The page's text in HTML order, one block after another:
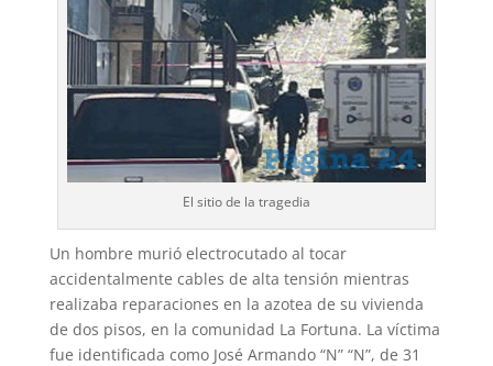
El sitio de la tragedia
Un hombre murió electrocutado al tocar
accidentalmente cables de alta tensión mientras
realizaba reparaciones en la azotea de su vivienda
de dos pisos, en la comunidad La Fortuna. La víctima
fue identificada como José Armando “N” “N”, de 31